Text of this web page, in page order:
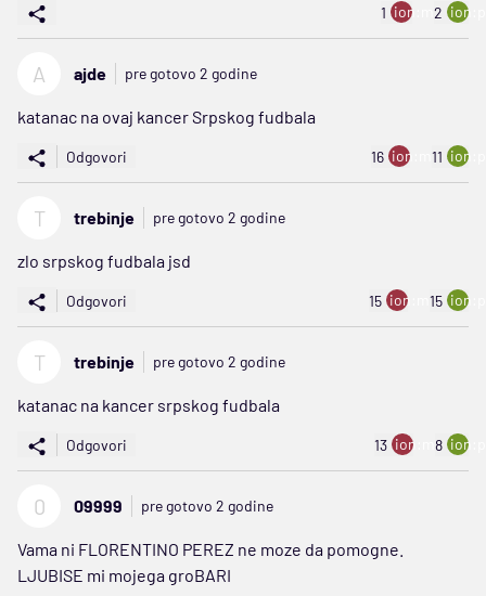
1 ion:minus
2
A ajde pre gotovo 2 godine
katanac na ovaj kancer Srpskog fudbala
Odgovori 16 ion:minus
11
T trebinje pre gotovo 2 godine
zlo srpskog fudbala jsd
Odgovori 15 ion:minus
15
T trebinje pre gotovo 2 godine
katanac na kancer srpskog fudbala
Odgovori 13 ion:minus
8
0 09999 pre gotovo 2 godine
Vama ni FLORENTINO PEREZ ne moze da pomogne.
LJUBISE mi mojega groBARI